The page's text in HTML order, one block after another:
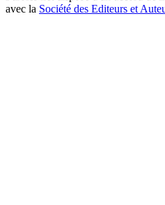
avec la Société des Editeurs et